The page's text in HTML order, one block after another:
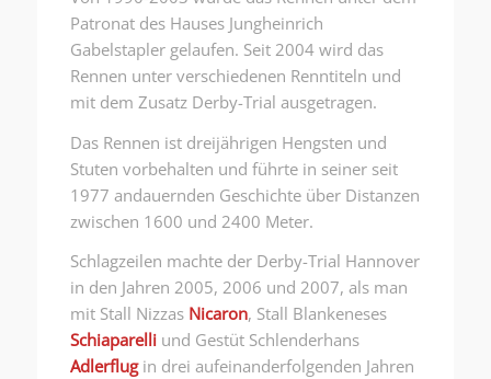
Patronat des Hauses Jungheinrich
Gabelstapler gelaufen. Seit 2004 wird das
Rennen unter verschiedenen Renntiteln und
mit dem Zusatz Derby-Trial ausgetragen.
Das Rennen ist dreijährigen Hengsten und
Stuten vorbehalten und führte in seiner seit
1977 andauernden Geschichte über Distanzen
zwischen 1600 und 2400 Meter.
Schlagzeilen machte der Derby-Trial Hannover
in den Jahren 2005, 2006 und 2007, als man
mit Stall Nizzas Nicaron, Stall Blankeneses
Schiaparelliund Gestüt Schlenderhans
Adlerflugin drei aufeinanderfolgenden Jahren